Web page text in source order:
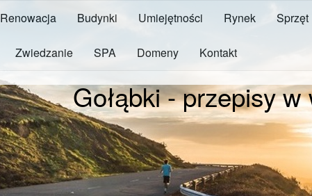
Renowacja Budynki Umiejętności Rynek Sprzęt
Zwiedzanie SPA Domeny Kontakt
Gołąbki - przepisy w